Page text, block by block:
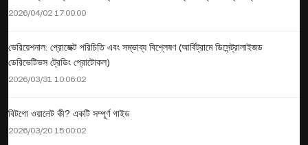
2026/04/02 17:00:00
ভেরিয়েশনাল: প্রোজেক্ট পরিচিতি এবং সম্ভাব্য বিশ্লেষণ (আর্বিট্রামে ডিসেন্ট্রালাইজড
ডেরিভেটিভস ট্রেডিং প্রোটোকল)
2026/03/31 10:06:02
বিটগো ওয়ালেট কী? একটি সম্পূর্ণ গাইড
2026/03/20 15:00:02